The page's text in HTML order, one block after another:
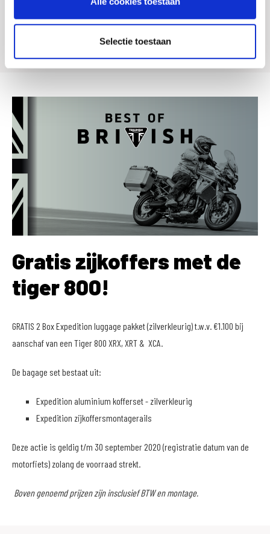
Selectie toestaan
**Montage kosten en BTW inbegrepen. Vraag je Triumph dealer naar de
Gratis zijkoffers met de
tiger 800!
GRATIS 2 Box Expedition luggage pakket (zilverkleurig) t.w.v. €1.100 bij
aanschaf van een Tiger 800 XRX, XRT & XCA.
De bagage set bestaat uit:
Expedition aluminium kofferset - zilverkleurig
Expedition zijkoffersmontagerails
Deze actie is geldig t/m 30 september 2020 (registratie datum van de
motorfiets) zolang de voorraad strekt.
Boven genoemd prijzen zijn insclusief BTW en montage.